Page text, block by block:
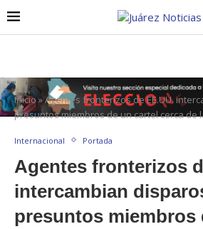
Inicio»Agentes fronterizos de EE.UU.
presuntos miembros de un cartel cerca de
Internacional Portada
Agentes fronterizos
intercambian
presuntos miembros